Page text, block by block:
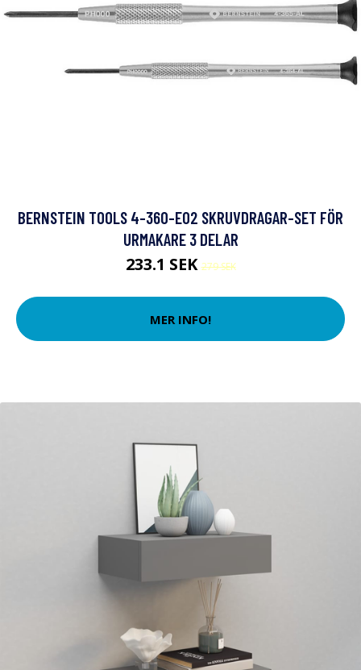
BERNSTEIN TOOLS 4-360-E02 SKRUVDRAGAR-SET FÖR
URMAKARE 3 DELAR
233.1 SEK279 SEK
MER INFO!